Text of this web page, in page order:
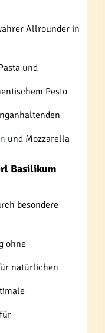
Allrounder in
und
Pesto
und Mozzarella
Basilikum
besondere
ohne
natürlichen